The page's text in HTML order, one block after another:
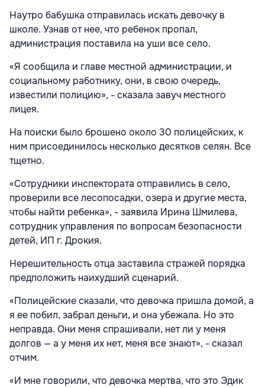
Наутро бабушка отправилась искать девочку в
школе. Узнав от нее, что ребенок пропал,
администрация поставила на уши все село.
«Я сообщила и главе местной администрации, и
социальному работнику, они, в свою очередь,
известили полицию», - сказала завуч местного
лицея.
На поиски было брошено около 30 полицейских, к
ним присоединилось несколько десятков селян. Все
тщетно.
«Сотрудники инспектората отправились в село,
проверили все лесопосадки, озера и другие места,
чтобы найти ребенка», - заявила Ирина Шмилева,
сотрудник управления по вопросам безопасности
детей, ИП г. Дрокия.
Нерешительность отца заставила стражей порядка
предположить наихудший сценарий.
«Полицейские сказали, что девочка пришла домой, а
я ее побил, забрал деньги, и она убежала. Но это
неправда. Они меня спрашивали, нет ли у меня
долгов — а у меня их нет, меня все знают», - сказал
отчим.
«И мне говорили, что девочка мертва, что это Эдик